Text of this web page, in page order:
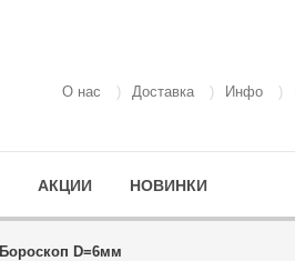
О нас Доставка Инфо
АКЦИИ НОВИНКИ
Бороскоп D=6мм